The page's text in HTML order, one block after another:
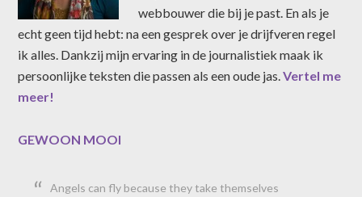
webbouwer die bij je past. En als je
echt geen tijd hebt: na een gesprek over je drijfveren regel
ik alles. Dankzij mijn ervaring in de journalistiek maak ik
persoonlijke teksten die passen als een oude jas.Vertel me
meer!
GEWOON MOOI
Angels can fly because they take themselves